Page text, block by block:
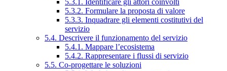
5.3.2. Formulare la proposta di valore
5.3.3. Inquadrare gli elementi costitutivi del
servizio
5.4. Descrivere il funzionamento del servizio
5.4.1. Mappare l’ecosistema
5.4.2. Rappresentare i flussi di servizio
5.5. Co-progettare le soluzioni